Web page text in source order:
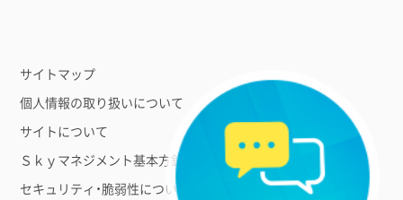
サイトマップ
個人情報の取り扱いについて
サイトについて
Ｓｋｙマネジメント基本方針
セキュリティ・脆弱性について